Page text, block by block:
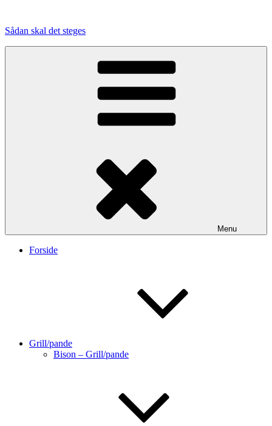
indhold
Sådan skal det steges
Menu
Forside
Grill/pande
Bison – Grill/pande